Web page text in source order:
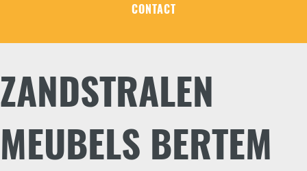
CONTACT
ZANDSTRALEN
MEUBELS BERTEM